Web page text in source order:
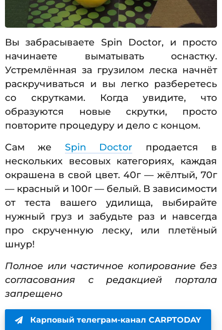
Вы забрасываете Spin Doctor, и просто
начинаете выматывать оснастку.
Устремлённая за грузилом леска начнёт
раскручиваться и вы легко разберетесь
со скрутками. Когда увидите, что
образуются новые скрутки, просто
повторите процедуру и дело с концом.
Сам же Spin Doctor продается в
нескольких весовых категориях, каждая
окрашена в свой цвет. 40г — жёлтый, 70г
— красный и 100г — белый. В зависимости
от теста вашего удилища, выбирайте
нужный груз и забудьте раз и навсегда
про скрученную леску, или плетёный
шнур!
Полное или частичное копирование без
согласования с редакцией портала
запрещено
Карповый телеграм-канал CARPTODAY